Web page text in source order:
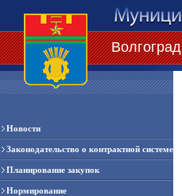
Волгоград
Новости
Законодательство о контрактной системе
Планирование закупок
Нормирование